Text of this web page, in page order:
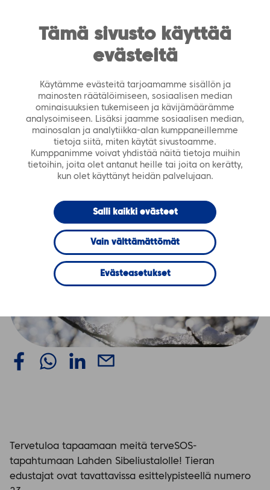
Tämä sivusto käyttää
evästeitä
Käytämme evästeitä tarjoamamme sisällön ja
mainosten räätälöimiseen, sosiaalisen median
ominaisuuksien tukemiseen ja kävijämäärämme
analysoimiseen. Lisäksi jaamme sosiaalisen median,
mainosalan ja analytiikka-alan kumppaneillemme
tietoja siitä, miten käytät sivustoamme.
Kumppanimme voivat yhdistää näitä tietoja muihin
tietoihin, joita olet antanut heille tai joita on kerätty,
kun olet käyttänyt heidän palvelujaan.
Salli kaikki evästeet
Vain välttämättömät
Evästeasetukset
https://tiera.fi/name FI SV
tapahtuma Lahdessa
TAPAHTUMA 24.05.2022
TerveSOS-
tapahtuma
Lahdessa
Tervetuloa tapaamaan meitä terveSOS-
tapahtumaan Lahden Sibeliustalolle! Tieran
edustajat ovat tavattavissa esittelypisteellä numero